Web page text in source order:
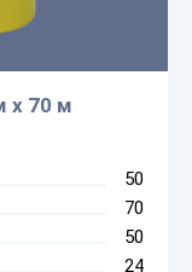
х 70 м
50
70
50
24